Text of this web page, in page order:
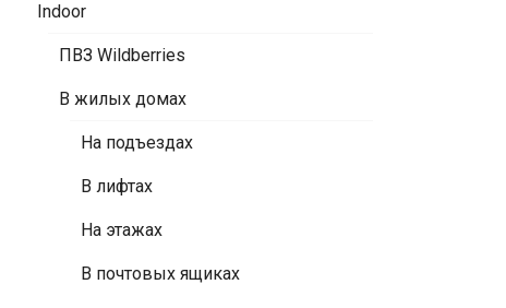
Indoor
ПВЗ Wildberries
В жилых домах
На подъездах
В лифтах
На этажах
В почтовых ящиках